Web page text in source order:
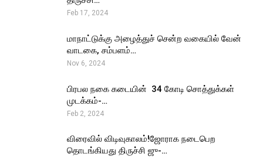
Feb 17, 2024
மாநாட்டுக்கு அழைத்துச் சென்ற வகையில் வேன்
வாடகை, சம்பளம்…
Nov 6, 2024
பிரபல நகை கடையின் ₹ 34 கோடி சொத்துக்கள்
முடக்கம்-…
Feb 2, 2024
விரைவில் விடிவுகாலம்!ஜோராக நடைபெற
தொடங்கியது திருச்சி ஜு-…